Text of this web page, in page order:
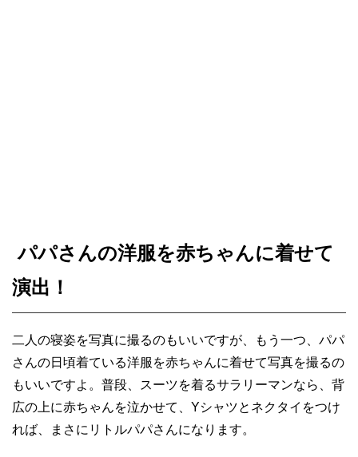
パパさんの洋服を赤ちゃんに着せて
演出！
二人の寝姿を写真に撮るのもいいですが、もう一つ、パパ
さんの日頃着ている洋服を赤ちゃんに着せて写真を撮るの
もいいですよ。普段、スーツを着るサラリーマンなら、背
広の上に赤ちゃんを泣かせて、Yシャツとネクタイをつけ
れば、まさにリトルパパさんになります。